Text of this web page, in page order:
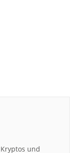
Kryptos und